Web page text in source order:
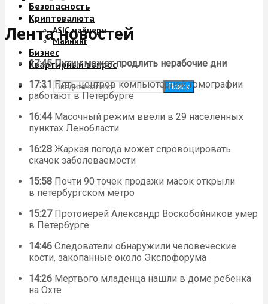
Безопасность
Криптовалюта
ASIC майнеры
Майнинг
Бизнес
Квартирный вопрос
Поиск
Лента новостей
17:45 Путин может продлить нерабочие дни
17:31Пять центров компьютерной томографии
работают в Петербурге
16:44Масочный режим ввели в 29 населенных
пунктах Ленобласти
16:28 Жаркая погода может спровоцировать
скачок заболеваемости
15:58 Почти 90 точек продажи масок открыли
в петербургском метро
15:27Протоиерей Александр Воскобойников умер
в Петербурге
14:46 Следователи обнаружили человеческие
кости, закопанные около Экспофорума
14:26 Мертвого младенца нашли в доме ребенка
на Охте